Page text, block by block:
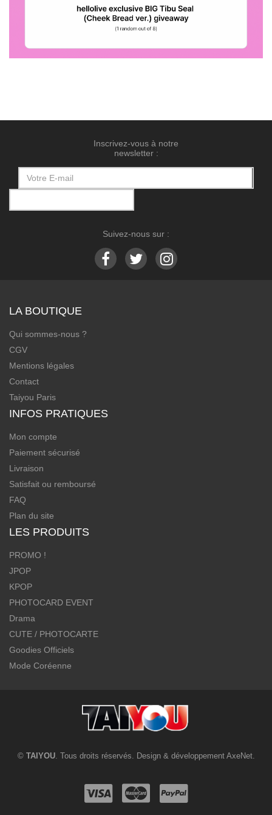
Inscrivez-vous à notre
newsletter :
Suivez-nous sur :
LA BOUTIQUE
Qui sommes-nous ?
CGV
Mentions légales
Contact
Taiyou Paris
INFOS PRATIQUES
Mon compte
Paiement sécurisé
Livraison
Satisfait ou remboursé
FAQ
Plan du site
LES PRODUITS
PROMO !
JPOP
KPOP
PHOTOCARD EVENT
Drama
CUTE / PHOTOCARTE
Goodies Officiels
Mode Coréenne
© TAIYOU. Tous droits réservés. Design & développement AxeNet.